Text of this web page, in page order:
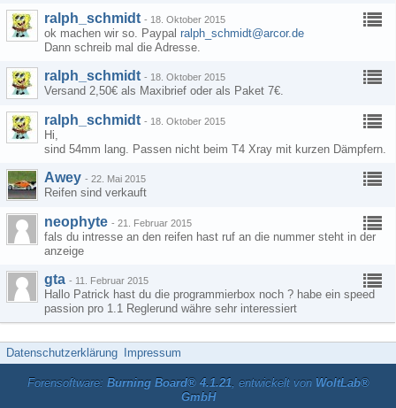
ralph_schmidt - 18. Oktober 2015
ok machen wir so. Paypal ralph_schmidt@arcor.de
Dann schreib mal die Adresse.
ralph_schmidt - 18. Oktober 2015
Versand 2,50€ als Maxibrief oder als Paket 7€.
ralph_schmidt - 18. Oktober 2015
Hi,
sind 54mm lang. Passen nicht beim T4 Xray mit kurzen Dämpfern.
Awey - 22. Mai 2015
Reifen sind verkauft
neophyte - 21. Februar 2015
fals du intresse an den reifen hast ruf an die nummer steht in der
anzeige
gta - 11. Februar 2015
Hallo Patrick hast du die programmierbox noch ? habe ein speed
passion pro 1.1 Reglerund währe sehr interessiert
Datenschutzerklärung Impressum
Forensoftware: Burning Board® 4.1.21, entwickelt von WoltLab®
GmbH